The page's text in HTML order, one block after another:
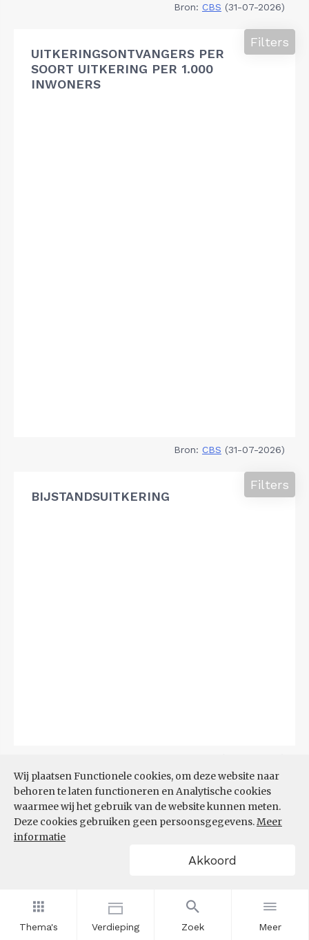
Thema's Verdieping Zoek Meer
Wij plaatsen Functionele cookies, om deze website naar
behoren te laten functioneren en Analytische cookies
waarmee wij het gebruik van de website kunnen meten.
Deze cookies gebruiken geen persoonsgegevens.Meer
informatie
Akkoord
Bron: CBS (31-07-2026)
UITKERINGSONTVANGERS PER
SOORT UITKERING PER 1.000
INWONERS
Filters
Bron: CBS (31-07-2026)
BIJSTANDSUITKERING
Filters
BIJSTANDSUITKERING PER
1.000 INWONERS
Filters